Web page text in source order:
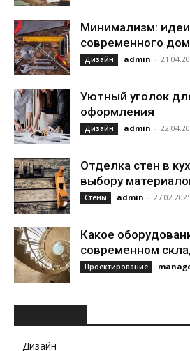
Минимализм:
современного
Дизайн admin -
Уютный уголок
оформления
Дизайн admin -
Отделка стен в
выбору
Стены admin -
Какое
современном
Проектирование
Дизайн